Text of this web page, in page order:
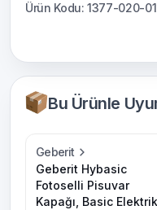
Bu Ürünle
Geberit
Geberit Hybasic
Fotoselli Pisuvar
Kapağı, Basic
Ürün Kodu: 1377-020-